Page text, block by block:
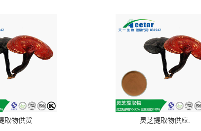
取物供货 灵芝提取物供应.